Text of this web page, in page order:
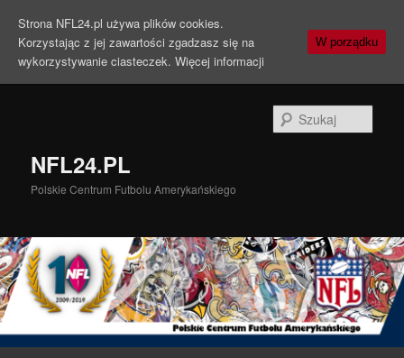
NFL24.PL
Polskie Centrum Futbolu Amerykańskiego
Strona NFL24.pl używa plików cookies.
Korzystając z jej zawartości zgadzasz się na
wykorzystywanie ciasteczek. Więcej informacji
W porządku